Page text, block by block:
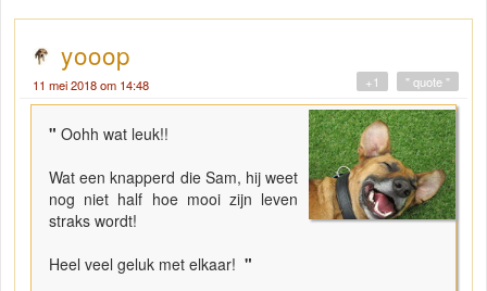
yooop
11 mei 2018 om 14:48 " quote "
+1
" Oohh wat leuk!!
Wat een knapperd die Sam, hij weet
nog niet half hoe mooi zijn leven
straks wordt!
Heel veel geluk met elkaar! "